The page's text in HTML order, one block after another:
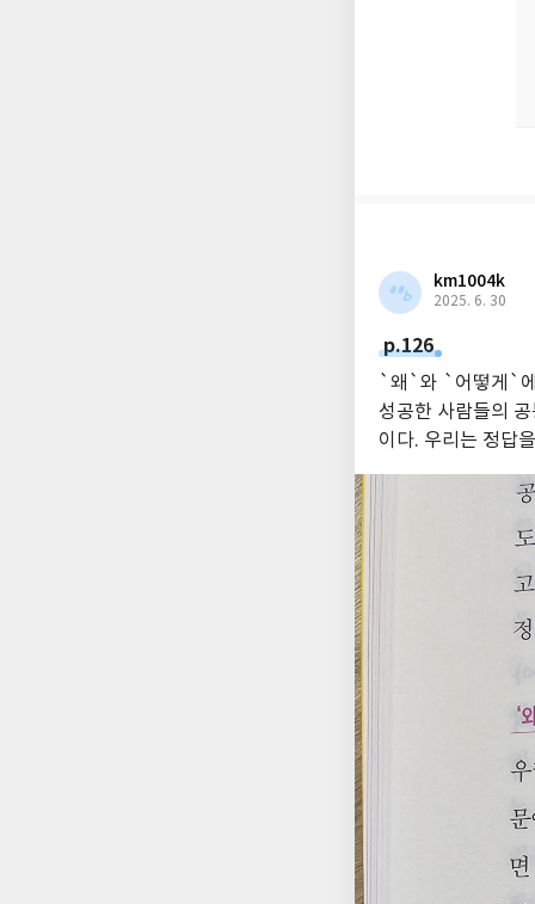
km1004k
2025. 6. 30
p.126
`왜`와 `어떻게`
성공한 사람들의
이다. 우리는 정답